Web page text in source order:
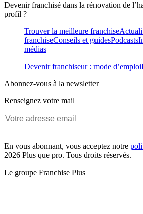
Devenir franchisé dans la rénovation de
profil ?
Trouver la meilleure franchise
franchiseConseils et guidesPodcasts
médias
Devenir franchiseur : mode d’emploi
Abonnez-vous à la newsletter
Renseignez votre mail
En vous abonnant, vous acceptez notre
2026 Plus que pro. Tous droits réservés.
Le groupe Franchise Plus